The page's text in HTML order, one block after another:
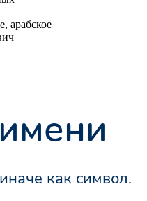
арабское
как символ.